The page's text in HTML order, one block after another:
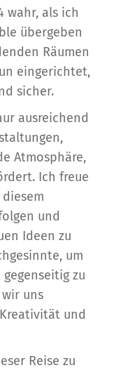
wahr, als ich
übergeben
Räumen
eingerichtet,
sicher.
ausreichend
Atmosphäre,
Ich freue
und
Ideen zu
um
zu
uns
und
Reise zu